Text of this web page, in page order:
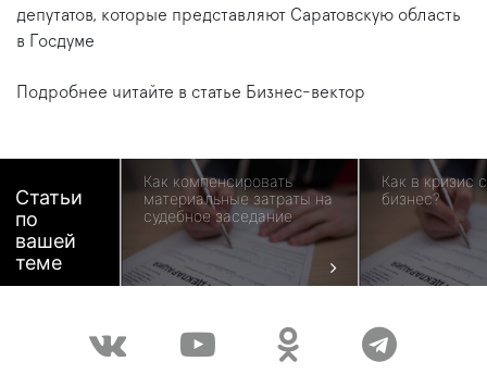
депутатов, которые представляют Саратовскую область
в Госдуме
Подробнее читайте в статье Бизнес-вектор
Статьи
по
вашей
теме
Как компенсировать
материальные затраты на
судебное заседание
Как в кризис
бизнес?